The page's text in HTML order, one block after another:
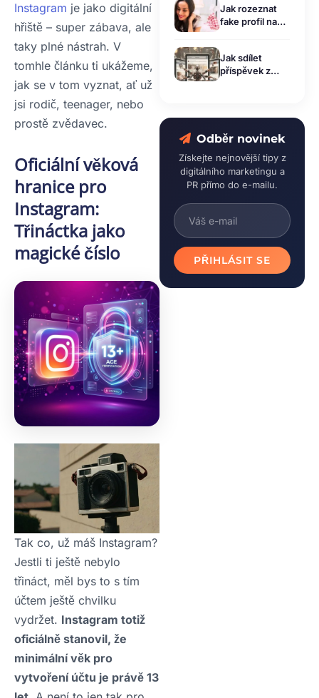
Instagram je jako digitální
hřiště – super zábava, ale
taky plné nástrah. V
tomhle článku ti ukážeme,
jak se v tom vyznat, ať už
jsi rodič, teenager, nebo
prostě zvědavec.
Oficiální věková
hranice pro
Instagram:
Třináctka jako
magické číslo
Tak co, už máš Instagram?
Jestli ti ještě nebylo
třináct, měl bys to s tím
účtem ještě chvilku
vydržet. Instagram totiž
oficiálně stanovil, že
minimální věk pro
vytvoření účtu je právě 13
čísla (a neztratit
při tom nervy)
Jak rozeznat
fake profil na
triky
Jak sdílet
příspěvek z
Odběr novinek
Získejte nejnovější tipy z
digitálního marketingu a
PR přímo do e-mailu.
PŘIHLÁSIT SE